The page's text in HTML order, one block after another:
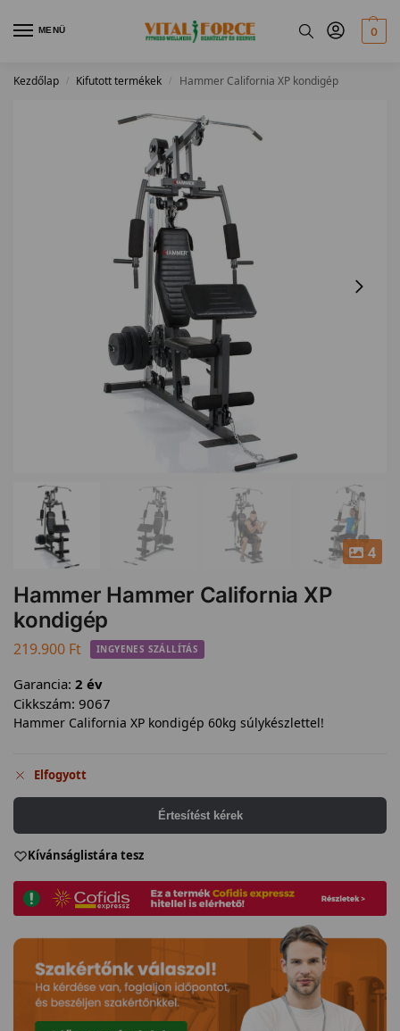
MENÜ 0
Kezdőlap / Kifutott termékek / Hammer California XP kondigép
4
Hammer Hammer California XP
kondigép
219.900 Ft INGYENES SZÁLLÍTÁS
Garancia: 2 év
Cikkszám: 9067
Hammer California XP kondigép 60kg súlykészlettel!
Elfogyott
Értesítést kérek
Kívánságlistára tesz